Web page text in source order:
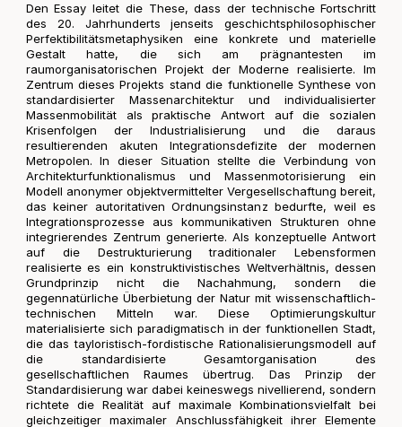
Den Essay leitet die These, dass der technische Fortschritt
des 20. Jahrhunderts jenseits geschichtsphilosophischer
Perfektibilitätsmetaphysiken eine konkrete und materielle
Gestalt hatte, die sich am prägnantesten im
raumorganisatorischen Projekt der Moderne realisierte. Im
Zentrum dieses Projekts stand die funktionelle Synthese von
standardisierter Massenarchitektur und individualisierter
Massenmobilität als praktische Antwort auf die sozialen
Krisenfolgen der Industrialisierung und die daraus
resultierenden akuten Integrationsdefizite der modernen
Metropolen. In dieser Situation stellte die Verbindung von
Architekturfunktionalismus und Massenmotorisierung ein
Modell anonymer objektvermittelter Vergesellschaftung bereit,
das keiner autoritativen Ordnungsinstanz bedurfte, weil es
Integrationsprozesse aus kommunikativen Strukturen ohne
integrierendes Zentrum generierte. Als konzeptuelle Antwort
auf die Destrukturierung traditionaler Lebensformen
realisierte es ein konstruktivistisches Weltverhältnis, dessen
Grundprinzip nicht die Nachahmung, sondern die
gegennatürliche Überbietung der Natur mit wissenschaftlich-
technischen Mitteln war. Diese Optimierungskultur
materialisierte sich paradigmatisch in der funktionellen Stadt,
die das tayloristisch-fordistische Rationalisierungsmodell auf
die standardisierte Gesamtorganisation des
gesellschaftlichen Raumes übertrug. Das Prinzip der
Standardisierung war dabei keineswegs nivellierend, sondern
richtete die Realität auf maximale Kombinationsvielfalt bei
gleichzeitiger maximaler Anschlussfähigkeit ihrer Elemente